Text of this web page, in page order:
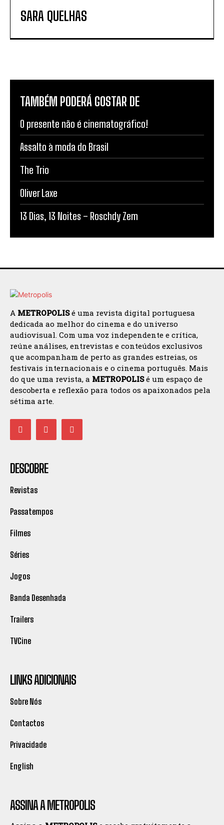
SARA QUELHAS
TAMBÉM PODERÁ GOSTAR DE
O presente não é cinematográfico!
Assalto à moda do Brasil
The Trio
Oliver Laxe
13 Dias, 13 Noites – Roschdy Zem
A METROPOLISé uma revista digital portuguesa
dedicada ao melhor do cinema e do universo
audiovisual. Com uma voz independente e crítica,
reúne análises, entrevistas e conteúdos exclusivos
que acompanham de perto as grandes estreias, os
festivais internacionais e o cinema português. Mais
do que uma revista, a METROPOLISé um espaço de
descoberta e reflexão para todos os apaixonados pela
sétima arte.
DESCOBRE
Revistas
Passatempos
Filmes
Séries
Jogos
Banda Desenhada
Trailers
TVCine
LINKS ADICIONAIS
Sobre Nós
Contactos
Privacidade
English
ASSINA A METROPOLIS